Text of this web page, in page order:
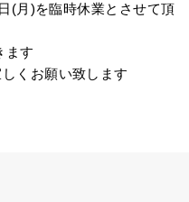
(月)を臨時休業とさせて頂
ます
くお願い致します